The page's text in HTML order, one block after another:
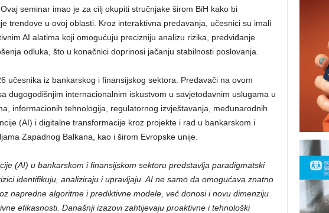
seminar imao je za cilj okupiti stručnjake širom BiH kako bi
trendove u ovoj oblasti. Kroz interaktivna predavanja, učesnici su imali
AI alatima koji omogućuju precizniju analizu rizika, predviđanje
odluka, što u konačnici doprinosi jačanju stabilnosti poslovanja.
učesnika iz bankarskog i finansijskog sektora. Predavači na ovom
dugogodišnjim internacionalnim iskustvom u savjetodavnim uslugama u
informacionih tehnologija, regulatornog izvještavanja, međunarodnih
(AI) i digitalne transformacije kroz projekte i rad u bankarskom i
Zapadnog Balkana, kao i širom Evropske unije.
(AI) u bankarskom i finansijskom sektoru predstavlja paradigmatski
identifikuju, analiziraju i upravljaju. AI ne samo da omogućava znatno
napredne algoritme i prediktivne modele, već donosi i novu dimenziju
efikasnosti. Današnji izazovi zahtijevaju proaktivne i tehnološki